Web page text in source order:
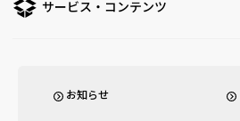
サービス・コンテンツ
お知らせ